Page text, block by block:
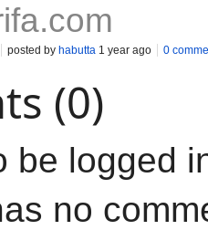
posted by habutta 1 year ago 0
(0)
be logged
no